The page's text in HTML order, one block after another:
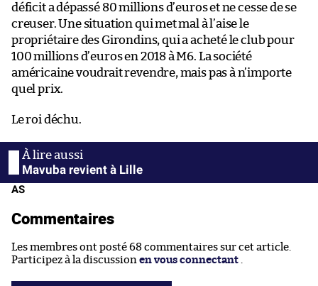
déficit a dépassé 80 millions d’euros et ne cesse de se
creuser. Une situation qui met mal à l’aise le
propriétaire des Girondins, qui a acheté le club pour
100 millions d’euros en 2018 à M6. La société
américaine voudrait revendre, mais pas à n’importe
quel prix.
Le roi déchu.
Mavuba revient à Lille
AS
Commentaires
Les membres ont posté 68 commentaires sur cet article.
Participez à la discussion en vous connectant